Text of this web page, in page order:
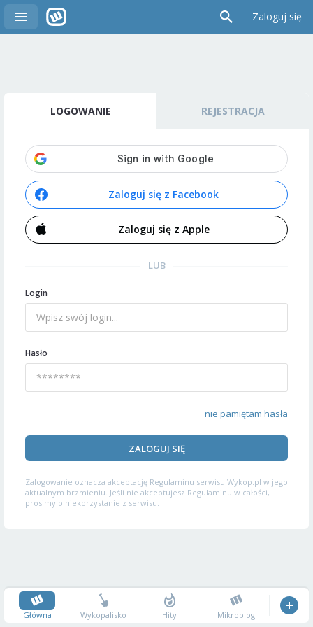
Zaloguj się
LOGOWANIE REJESTRACJA
Zaloguj się z Facebook
Zaloguj się z Apple
LUB
Login
Hasło
nie pamiętam hasła
ZALOGUJ SIĘ
Zalogowanie oznacza akceptację Regulaminu serwisu Wykop.pl w jego
aktualnym brzmieniu. Jeśli nie akceptujesz Regulaminu w całości,
prosimy o niekorzystanie z serwisu.
Główna Wykopalisko Hity Mikroblog